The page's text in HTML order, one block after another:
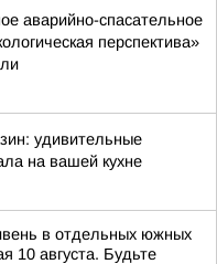
аварийно-спасательное
перспектива»
удивительные
на вашей кухне
в отдельных южных
10 августа. Будьте